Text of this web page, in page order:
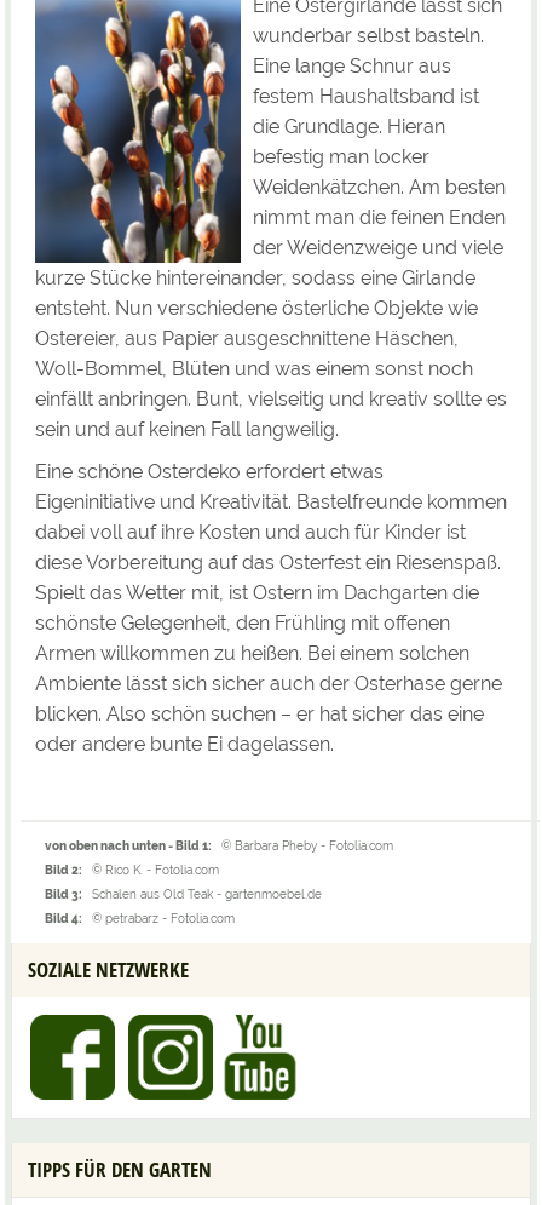
Eine Ostergirlande lässt sich
wunderbar selbst basteln.
Eine lange Schnur aus
festem Haushaltsband ist
die Grundlage. Hieran
befestig man locker
Weidenkätzchen. Am besten
nimmt man die feinen Enden
der Weidenzweige und viele
kurze Stücke hintereinander, sodass eine Girlande
entsteht. Nun verschiedene österliche Objekte wie
Ostereier, aus Papier ausgeschnittene Häschen,
Woll-Bommel, Blüten und was einem sonst noch
einfällt anbringen. Bunt, vielseitig und kreativ sollte es
sein und auf keinen Fall langweilig.
Eine schöne Osterdeko erfordert etwas
Eigeninitiative und Kreativität. Bastelfreunde kommen
dabei voll auf ihre Kosten und auch für Kinder ist
diese Vorbereitung auf das Osterfest ein Riesenspaß.
Spielt das Wetter mit, ist Ostern im Dachgarten die
schönste Gelegenheit, den Frühling mit offenen
Armen willkommen zu heißen. Bei einem solchen
Ambiente lässt sich sicher auch der Osterhase gerne
blicken. Also schön suchen – er hat sicher das eine
oder andere bunte Ei dagelassen.
von oben nach unten - Bild 1:
© Barbara Pheby - Fotolia.com
Bild 2:
© Rico K. - Fotolia.com
Bild 3:
Schalen aus Old Teak - gartenmoebel.de
Bild 4:
© petrabarz - Fotolia.com
SOZIALE NETZWERKE
TIPPS FÜR DEN GARTEN